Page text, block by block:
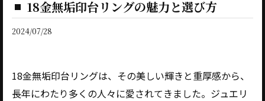
18金無垢印台リングの魅力と選び方
2024/07/28
18金無垢印台リングは、その美しい輝きと重厚感から、
長年にわたり多くの人々に愛されてきました。ジュエリ